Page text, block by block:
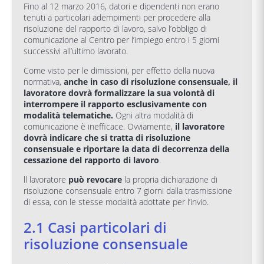
Fino al 12 marzo 2016, datori e dipendenti non erano
tenuti a particolari adempimenti per procedere alla
risoluzione del rapporto di lavoro, salvo l’obbligo di
comunicazione al Centro per l’impiego entro i 5 giorni
successivi all’ultimo lavorato.
Come visto per le dimissioni, per effetto della nuova
normativa, anche in caso di risoluzione consensuale, il
lavoratore dovrà formalizzare la sua volontà di
interrompere il rapporto esclusivamente con
modalità telematiche. Ogni altra modalità di
comunicazione è inefficace. Ovviamente, il lavoratore
dovrà indicare che si tratta di risoluzione
consensuale e riportare la data di decorrenza della
cessazione del rapporto di lavoro.
ll lavoratore può revocare la propria dichiarazione di
risoluzione consensuale entro 7 giorni dalla trasmissione
di essa, con le stesse modalità adottate per l’invio.
2.1 Casi particolari di
risoluzione consensuale